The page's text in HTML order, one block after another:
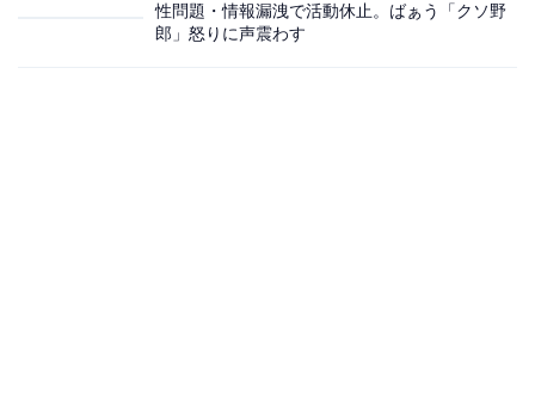
性問題・情報漏洩で活動休止。ばぁう「クソ野
郎」怒りに声震わす